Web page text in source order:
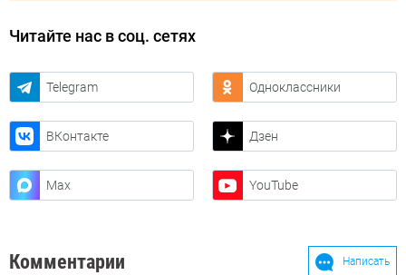
Читайте нас в соц. сетях
Telegram Одноклассники
ВКонтакте Дзен
Max YouTube
Комментарии Написать